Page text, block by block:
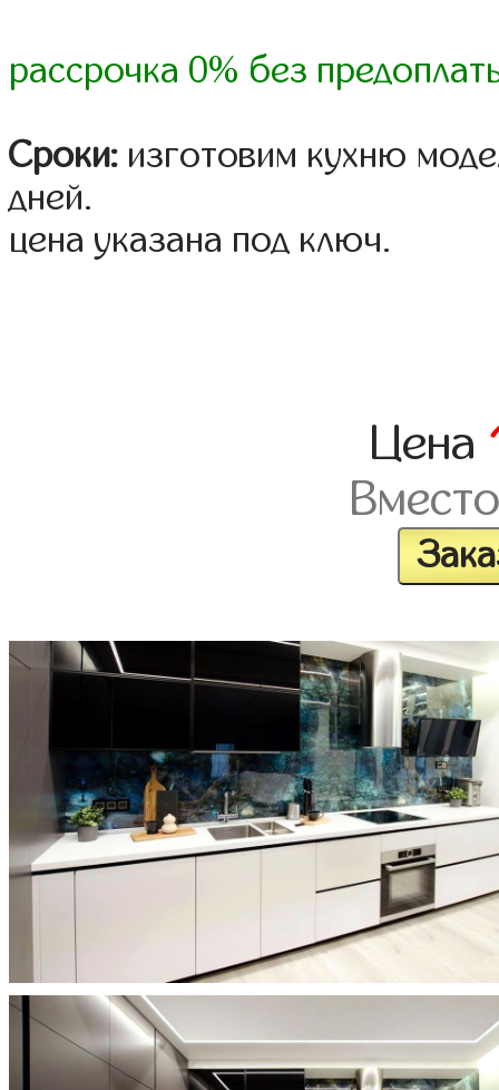
рассрочка 0% без
Сроки: изготовим кухню
дней.
цена указана под ключ.
Цена
Вместо